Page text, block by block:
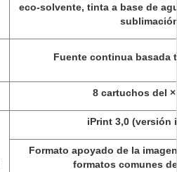
eco-solvente, tinta a base de
Fuente continua basada
8 cartuchos del ×
iPrint 3,0 (versión
Formato apoyado de la
formatos comunes